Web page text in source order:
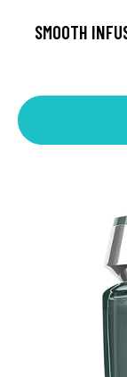
SMOOTH